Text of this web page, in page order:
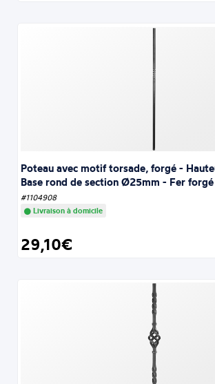
Poteau avec motif torsade, forgé -
Base rond de section Ø25mm - Fer
#1104908
Livraison à domicile
29,10€